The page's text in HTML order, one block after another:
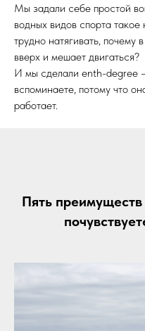
Мы задали себе простой
водных видов спорта
трудно натягивать, почему
вверх и мешает двигаться?
И мы сделали enth-degree
вспоминаете, потому что
работает.
Пять